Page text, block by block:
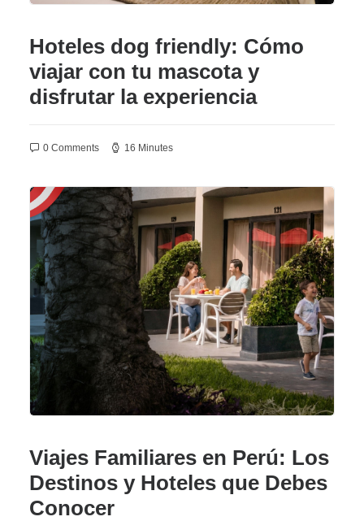
Hoteles dog friendly: Cómo
viajar con tu mascota y
disfrutar la experiencia
0 Comments 16 Minutes
Viajes Familiares en Perú: Los
Destinos y Hoteles que Debes
Conocer